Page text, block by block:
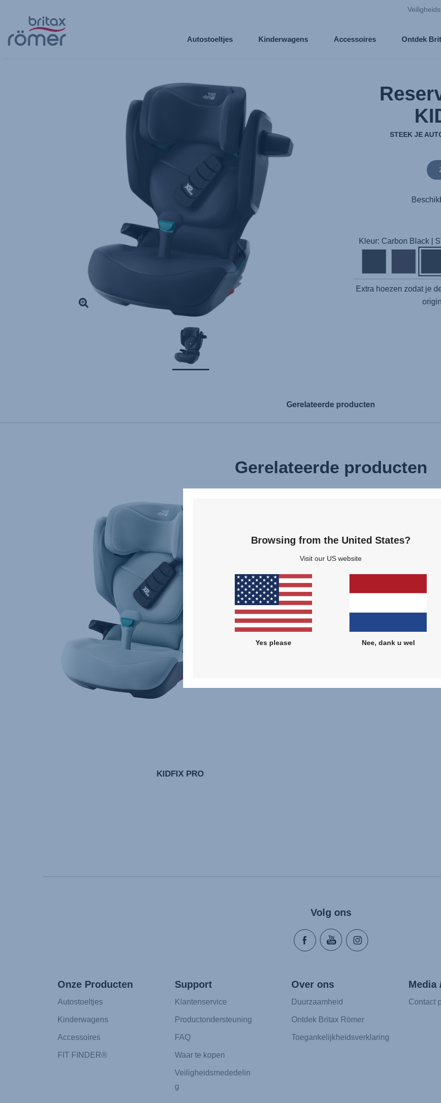
naar
Autostoeltjes Kinderwagens Accessoires Ontdek
STEEK JE
Kleur: Carbon Black |
Extra hoezen zodat je
Gerelateerde producten
Gerelateerde producten
KIDFIX PRO
Volg ons
Onze Producten
Autostoeltjes
Kinderwagens
Accessoires
FIT FINDER®
Support
Klantenservice
Productondersteuning
FAQ
Waar te kopen
Veiligheidsmededelin
g
Over ons
Duurzaamheid
Ontdek Britax Römer
Toegankelijkheidsverklaring
Media
Contact
Browsing from the United States?
Visit our US website
Yes please Nee, dank u wel